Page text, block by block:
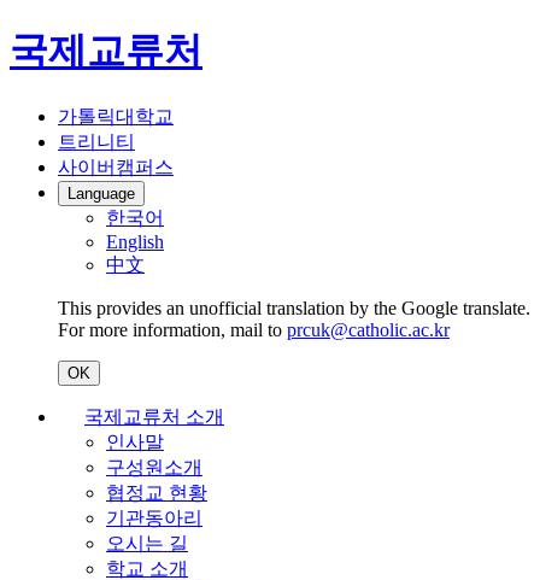
국제교류처
가톨릭대학교
트리니티
사이버캠퍼스
Language
한국어
English
中文
This provides an unofficial translation by the Google translate.
For more information, mail to prcuk@catholic.ac.kr
OK
국제교류처 소개
인사말
구성원소개
협정교 현황
기관동아리
오시는 길
학교 소개